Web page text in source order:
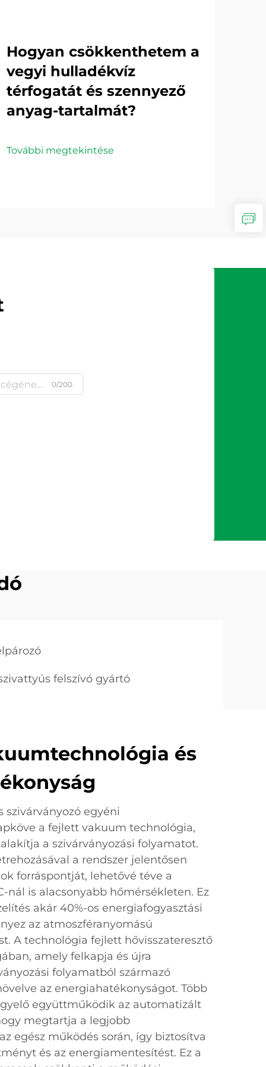
Hogyan csökkenthetem a
vegyi hulladékvíz
térfogatát és szennyező
anyag-tartalmát?
További megtekintése
0/200
felszívó gyártó
és
szivárványozó egyéni
a fejlett vakuum technológia,
a szivárványozási folyamatot.
a rendszer jelentősen
forráspontját, lehetővé téve a
nál is alacsonyabb hőmérsékleten. Ez
akár 40%-os energiafogyasztási
az atmoszféranyomású
A technológia fejlett hővisszateresztő
amely felkapja és újra
folyamatból származó
az energiahatékonyságot. Több
együttműködik az automatizált
megtartja a legjobb
egész működés során, így biztosítva
és az energiamentesítést. Ez a